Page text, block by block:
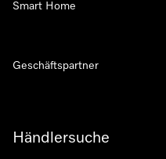
Händlersuche
Smart Home
Geschäftspartner